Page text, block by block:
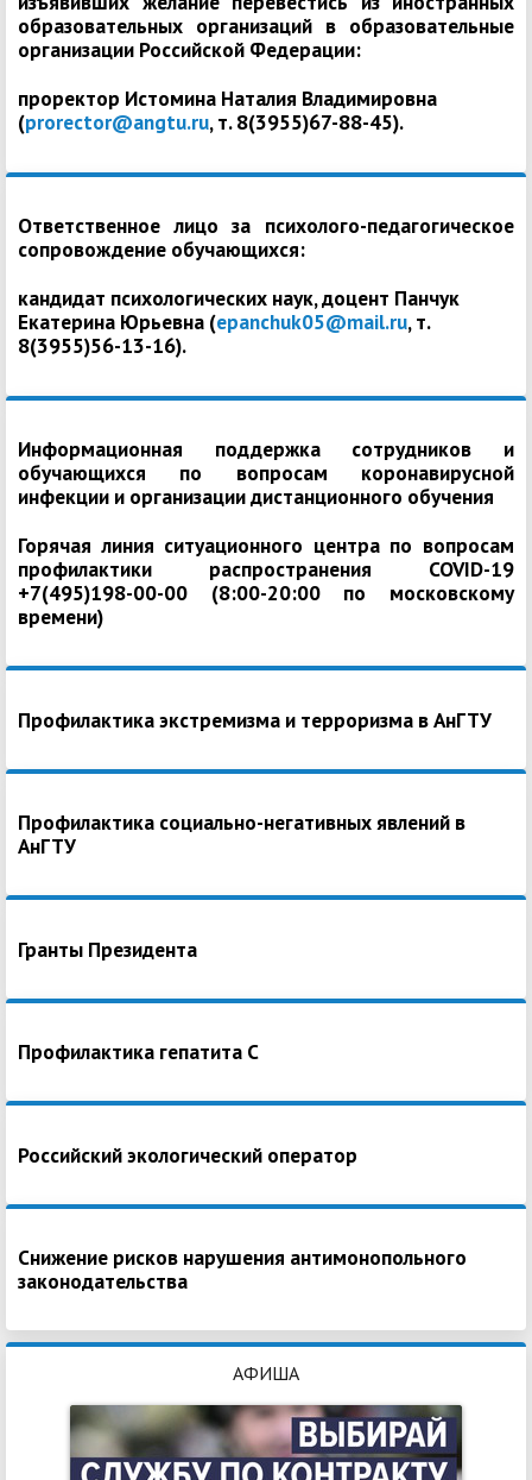
образовательных организаций в образовательные
организации Российской Федерации:
проректор Истомина Наталия Владимировна
(prorector@angtu.ru, т. 8(3955)67-88-45).
Ответственное лицо за психолого-педагогическое
сопровождение обучающихся:
кандидат психологических наук, доцент Панчук
Екатерина Юрьевна (epanchuk05@mail.ru, т.
8(3955)56-13-16).
Информационная поддержка сотрудников и
обучающихся по вопросам коронавирусной
инфекции и организации дистанционного обучения
Горячая линия ситуационного центра по вопросам
профилактики распространения COVID-19
+7(495)198-00-00 (8:00-20:00 по московскому
времени)
Профилактика экстремизма и терроризма в АнГТУ
Профилактика социально-негативных явлений в
АнГТУ
Гранты Президента
Профилактика гепатита С
Российский экологический оператор
Снижение рисков нарушения антимонопольного
законодательства
АФИША